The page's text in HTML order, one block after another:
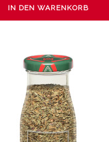
IN DEN WARENKORB